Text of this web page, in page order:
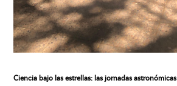
Ciencia bajo las estrellas: las jornadas astronómicas